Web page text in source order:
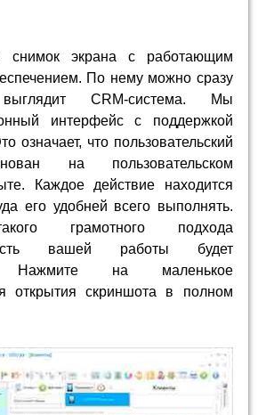
снимок экрана с работающим
По нему можно сразу
CRM-система. Мы
интерфейс с поддержкой
означает, что пользовательский
на пользовательском
Каждое действие находится
его удобней всего выполнять.
грамотного подхода
вашей работы будет
Нажмите на маленькое
открытия скриншота в полном